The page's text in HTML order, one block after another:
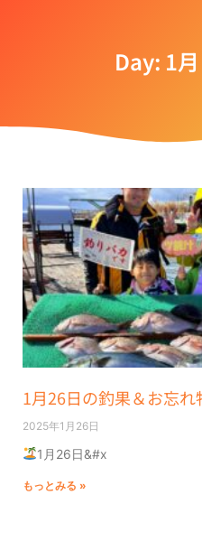
Day: 1
1月26日の釣果＆お忘れ
2025年1月26日
1月26日&#x
もっとみる »